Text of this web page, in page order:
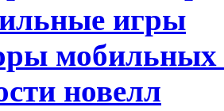
игры
мобильных
новелл